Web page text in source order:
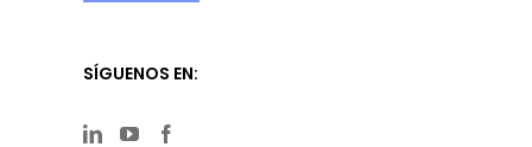
SÍGUENOS EN: